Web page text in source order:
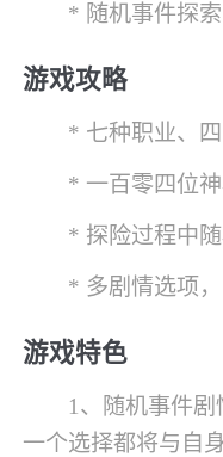
* 随机事件探
游戏攻略
* 七种职业、
* 一百零四位
* 探险过程中
* 多剧情选项
游戏特色
1、随机事件
一个选择都将与自